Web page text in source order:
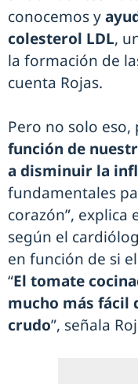
conocemos y
colesterol LDL,
la formación de
cuenta Rojas.
Pero no solo eso,
función de
a disminuir la
fundamentales
corazón”, explica
según el
en función de si
“El tomate
mucho más fácil
crudo”, señala